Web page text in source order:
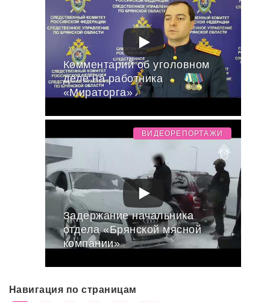
Комментарий об уголовном
деле на работника
«Мираторга»
Задержание начальника
отдела «Брянской мясной
компании»
ВИДЕОРЕПОРТАЖИ
Навигация по страницам